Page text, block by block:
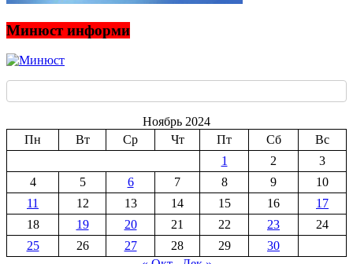
Минюст информи
Ноябрь 2024
Пн
Вт Ср Чт Пт Сб
Вс
1
2
3
4
5 6 7 8 9
10
11
12 13 14 15 16
17
18
19 20 21 22 23
24
25
26 27 28 29
30